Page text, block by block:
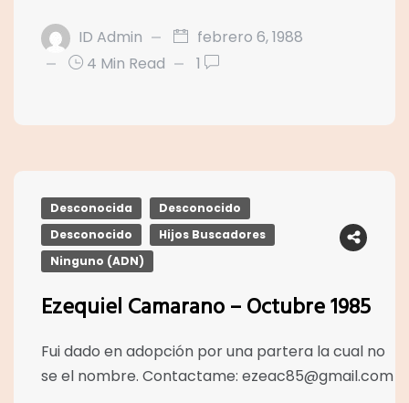
ID Admin
febrero 6, 1988
4 Min Read
1
Desconocida
Desconocido
Desconocido
Hijos Buscadores
Ninguno (ADN)
Ezequiel Camarano – Octubre 1985
Fui dado en adopción por una partera la cual no
se el nombre. Contactame: ezeac85@gmail.com